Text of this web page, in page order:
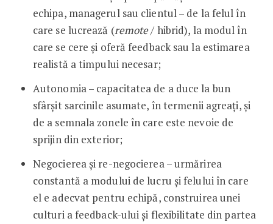
echipa, managerul sau clientul – de la felul în
care se lucrează (remote/ hibrid), la modul în
care se cere și oferă feedback sau la estimarea
realistă a timpului necesar;
Autonomia – capacitatea de a duce la bun
sfârșit sarcinile asumate, în termenii agreați, și
de a semnala zonele în care este nevoie de
sprijin din exterior;
Negocierea și re-negocierea – urmărirea
constantă a modului de lucru și felului în care
el e adecvat pentru echipă, construirea unei
culturi a feedback-ului și flexibilitate din partea